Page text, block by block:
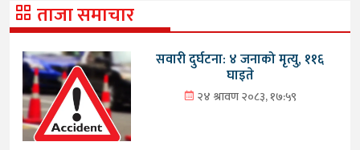
ताजा समाचार
सवारी दुर्घटना: ४ जनाको मृत्यु, ११६
घाइते
२४ श्रावण २०८३, १७:५९